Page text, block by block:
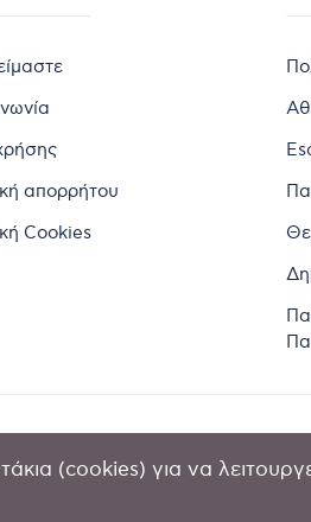
απορρήτου
Cookies
by Goldensites
(cookies) για να